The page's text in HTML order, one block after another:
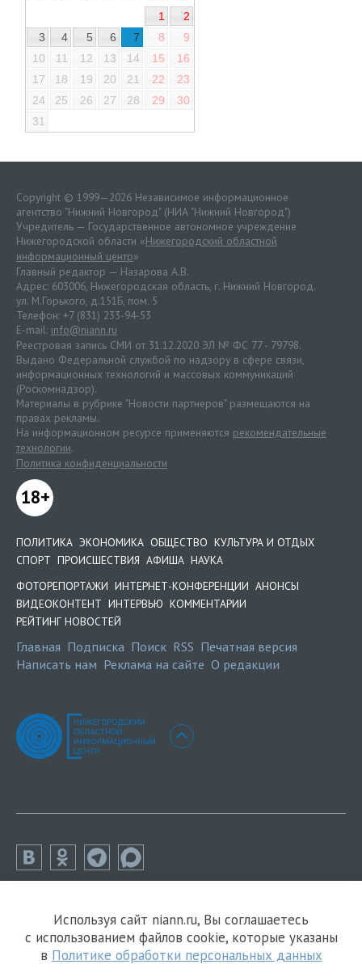
1
2
3
4 5 6 7 8
9
10
11 12 13 14 15
16
17
18 19 20 21 22
23
24
25 26 27 28 29
30
31
Copyright © 1999—2026 Независимое информационное
агентство "Нижний Новгород" (НИА "Нижний Новгород")
Учредитель — Государственное автономное учреждение
Нижегородской области «Нижегородский областной
информационный центр»
Главный редактор — Назарова А.В.
Адрес: 603006, Нижегородская область, г. Нижний Новгород.
ул. М.Горького, д.151Б, пом. 5
Телефон: +7 (831) 233-94-53
E-mail: info@niann.ru
Реестровая запись СМИ от 31.12.2020 ЭЛ № ФС 77 - 79798.
Выдано Федеральной службой по надзору в сфере связи,
информационных технологий и массовых коммуникаций
(Роскомнадзор).
Материалы в рубрике "Новости партнеров" размещаются на
правах рекламы.
На информационном ресурсе применяются рекомендательные
технологии.
Политика конфиденциальности
18+
ПОЛИТИКА ЭКОНОМИКА ОБЩЕСТВО КУЛЬТУРА И ОТДЫХ
СПОРТ ПРОИСШЕСТВИЯ АФИША НАУКА
ФОТОРЕПОРТАЖИ ИНТЕРНЕТ-КОНФЕРЕНЦИИ АНОНСЫ
ВИДЕОКОНТЕНТ ИНТЕРВЬЮ КОММЕНТАРИИ
РЕЙТИНГ НОВОСТЕЙ
Главная Подписка Поиск RSS Печатная версия
Написать нам Реклама на сайте О редакции
Используя сайт niann.ru, Вы соглашаетесь
с использованием файлов cookie, которые указаны
в Политике обработки персональных данных